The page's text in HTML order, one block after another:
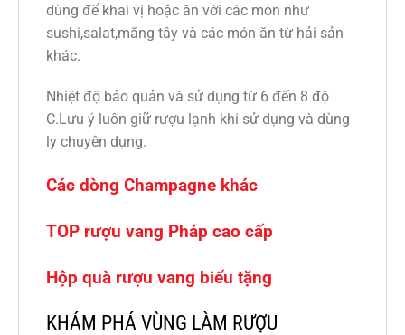
dùng để khai vị hoặc ăn với các món như
sushi,salat,măng tây và các món ăn từ hải sản
khác.
Nhiệt độ bảo quản và sử dụng từ 6 đến 8 độ
C.Lưu ý luôn giữ rượu lạnh khi sử dụng và dùng
ly chuyên dụng.
Các dòng Champagne khác
TOP rượu vang Pháp cao cấp
Hộp quà rượu vang biếu tặng
KHÁM PHÁ VÙNG LÀM RƯỢU